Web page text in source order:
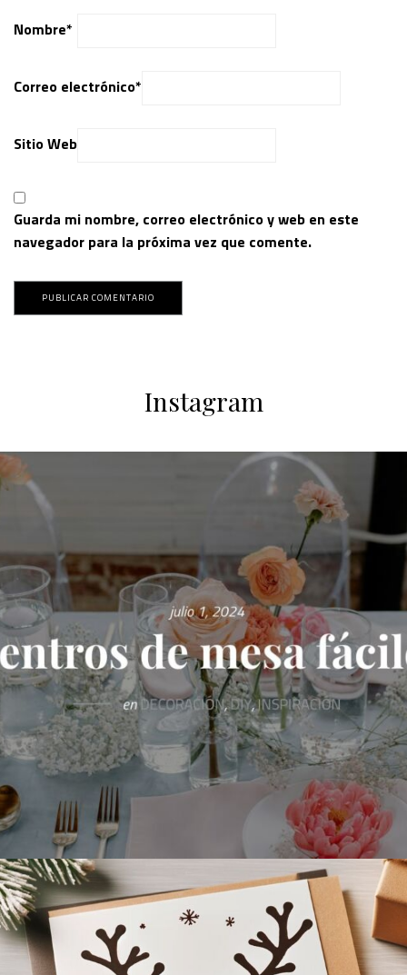
Nombre*
Correo electrónico*
Sitio Web
Guarda mi nombre, correo electrónico y web en este
navegador para la próxima vez que comente.
Instagram